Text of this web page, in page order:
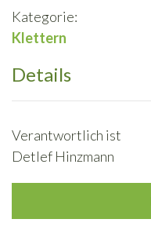
Kategorie:
Klettern
Details
Verantwortlich ist
Detlef Hinzmann